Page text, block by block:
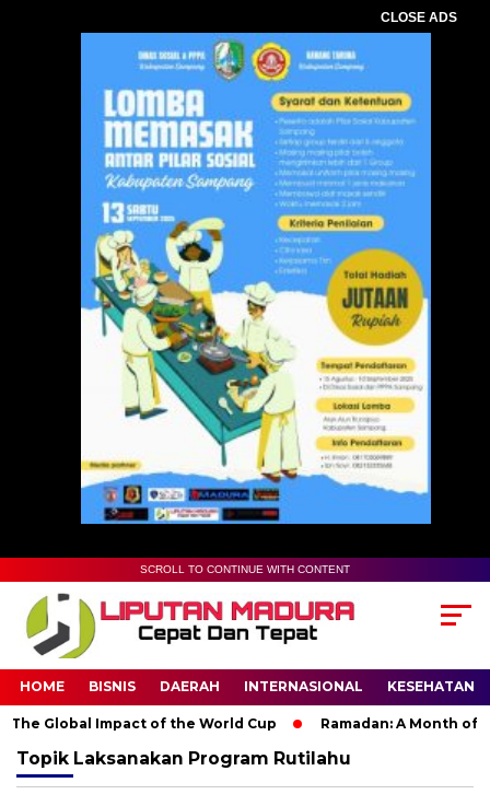
CLOSE ADS
SCROLL TO CONTINUE WITH CONTENT
HOME BISNIS DAERAH INTERNASIONAL KESEHATAN
Global Impact of the World Cup Ramadan: A Month of
Topik Laksanakan Program Rutilahu